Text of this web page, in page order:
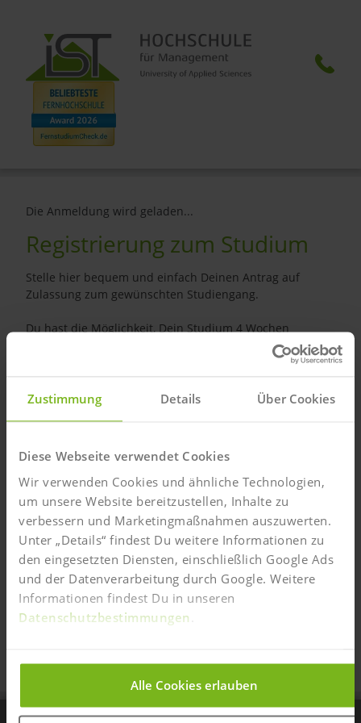
Zustimmung Details Über Cookies
Diese Webseite verwendet Cookies
Wir verwenden Cookies und ähnliche Technologien,
um unsere Website bereitzustellen, Inhalte zu
verbessern und Marketingmaßnahmen auszuwerten.
Unter „Details“ findest Du weitere Informationen zu
den eingesetzten Diensten, einschließlich Google Ads
und der Datenverarbeitung durch Google. Weitere
Informationen findest Du in unseren
Datenschutzbestimmungen
Alle Cookies erlauben
Die Anmeldung wird geladen...
Registrierung zum Studium
Stelle hier bequem und einfach Deinen Antrag auf
Zulassung zum gewünschten Studiengang.
Du hast die Möglichkeit, Dein Studium 4 Wochen
Vertragserklärung bis zu 28 Tage nach Aufnahme Deines
Studiums ohne Angabe von Gründen widerrufen
(Widerrufsbedingungen
).
Ja, ich bin/war bereits IST-Teilnehmer:in und möchte
anmelden.
Vertrag zwischenspeichern
Online-Anmeldung auf diesem Gerät
zwischenspeichern und zu einem anderen
Zeitpunkt fortführen. (Achtung: Angaben zur
Ermäßigung werden nicht gespeichert.)
Anmeldung speichern
klicke einfach auf den entsprechenden Button.